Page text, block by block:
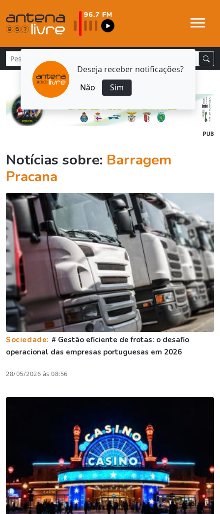
Deseja receber notificações?
Não
Sim
PUB
Notícias sobre: Barragem
Pracana
Sociedade: # Gestão eficiente de frotas: o desafio
operacional das empresas portuguesas em 2026
28/05/2026 às 08:56